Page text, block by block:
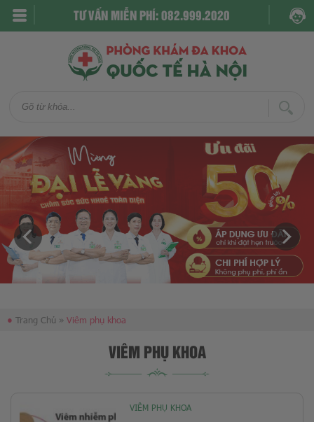
TƯ VẤN MIỄN PHÍ: 082.999.2020
● Trang Chủ » Viêm phụ khoa
VIÊM PHỤ KHOA
VIÊM PHỤ KHOA